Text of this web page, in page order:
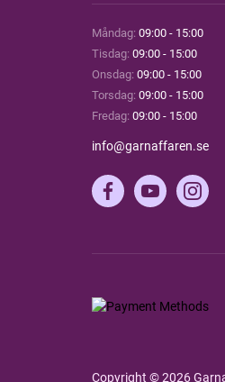
Måndag: 09:00 - 15:00
Tisdag: 09:00 - 15:00
Onsdag: 09:00 - 15:00
Torsdag: 09:00 - 15:00
Fredag: 09:00 - 15:00
info@garnaffaren.se
Copyright © 2026